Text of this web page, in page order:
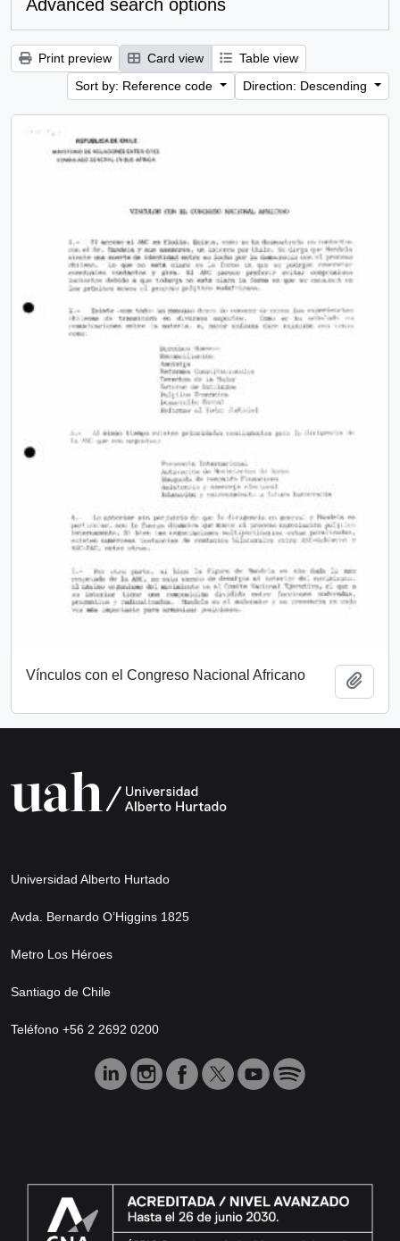
Advanced search options
Print preview Card view
Table view
Sort by: Reference code
Direction: Descending
Vínculos con el Congreso Nacional Africano
Universidad Alberto Hurtado
Avda. Bernardo O’Higgins 1825
Metro Los Héroes
Santiago de Chile
Teléfono +56 2 2692 0200